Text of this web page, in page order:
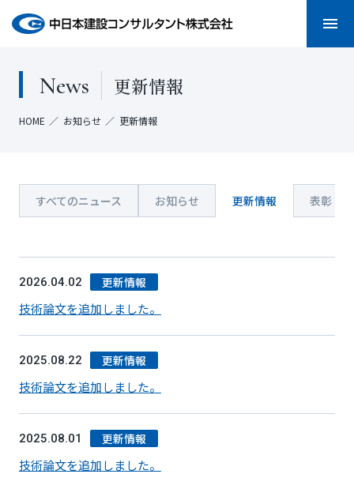
menu
News 更新情報
HOME お知らせ 更新情報
すべてのニュース お知らせ 更新情報 表彰・
2026.04.02 更新情報
技術論文を追加しました。
2025.08.22 更新情報
技術論文を追加しました。
2025.08.01 更新情報
技術論文を追加しました。